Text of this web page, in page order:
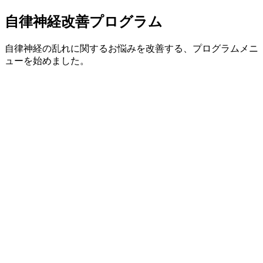
自律神経改善プログラム
自律神経の乱れに関するお悩みを改善する、プログラムメニ
ューを始めました。